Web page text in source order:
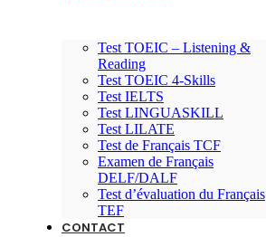
Test TOEIC – Listening &
Reading
Test TOEIC 4-Skills
Test IELTS
Test LINGUASKILL
Test LILATE
Test de Français TCF
Examen de Français
DELF/DALF
Test d’évaluation du Français
TEF
CONTACT